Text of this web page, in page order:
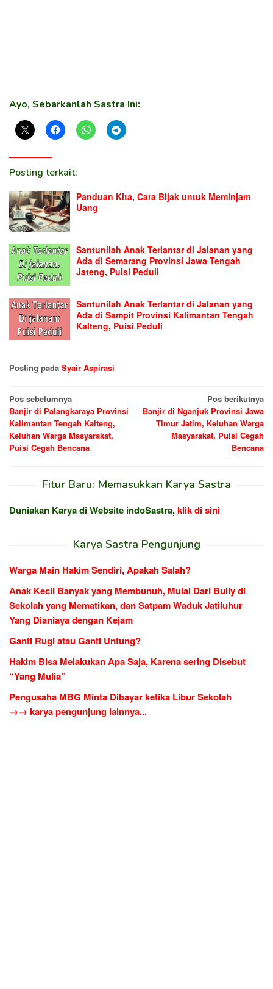
Ayo, Sebarkanlah Sastra Ini:
Posting terkait:
Panduan Kita, Cara Bijak untuk Meminjam
Uang
Santunilah Anak Terlantar di Jalanan yang
Ada di Semarang Provinsi Jawa Tengah
Jateng, Puisi Peduli
Santunilah Anak Terlantar di Jalanan yang
Ada di Sampit Provinsi Kalimantan Tengah
Kalteng, Puisi Peduli
Posting pada Syair Aspirasi
Navigasi
pos
Pos sebelumnya
Banjir di Palangkaraya Provinsi
Kalimantan Tengah Kalteng,
Keluhan Warga Masyarakat,
Puisi Cegah Bencana
Pos berikutnya
Banjir di Nganjuk Provinsi Jawa
Timur Jatim, Keluhan Warga
Masyarakat, Puisi Cegah
Bencana
Fitur Baru: Memasukkan Karya Sastra
Duniakan Karya di Website indoSastra,klik di sini
Karya Sastra Pengunjung
Warga Main Hakim Sendiri, Apakah Salah?
Anak Kecil Banyak yang Membunuh, Mulai Dari Bully di
Sekolah yang Mematikan, dan Satpam Waduk Jatiluhur
Yang Dianiaya dengan Kejam
Ganti Rugi atau Ganti Untung?
Hakim Bisa Melakukan Apa Saja, Karena sering Disebut
“Yang Mulia”
Pengusaha MBG Minta Dibayar ketika Libur Sekolah
→→ karya pengunjung lainnya...